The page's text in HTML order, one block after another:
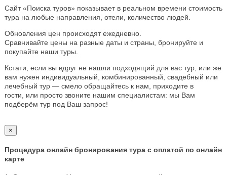
Сайт «Поиска туров» показывает в реальном времени стоимость
тура на любые направления, отели, количество людей.
Обновления цен происходят ежедневно.
Сравнивайте цены на разные даты и страны, бронируйте и
покупайте наши туры.
Кстати, если вы вдруг не нашли подходящий для вас тур, или же
вам нужен индивидуальный, комбинированный, свадебный или
лечебный тур — смело обращайтесь к нам, приходите в
гости, или просто звоните нашим специалистам: мы Вам
подберём тур под Ваш запрос!
×
Процедура онлайн бронирования тура с оплатой по онлайн
карте